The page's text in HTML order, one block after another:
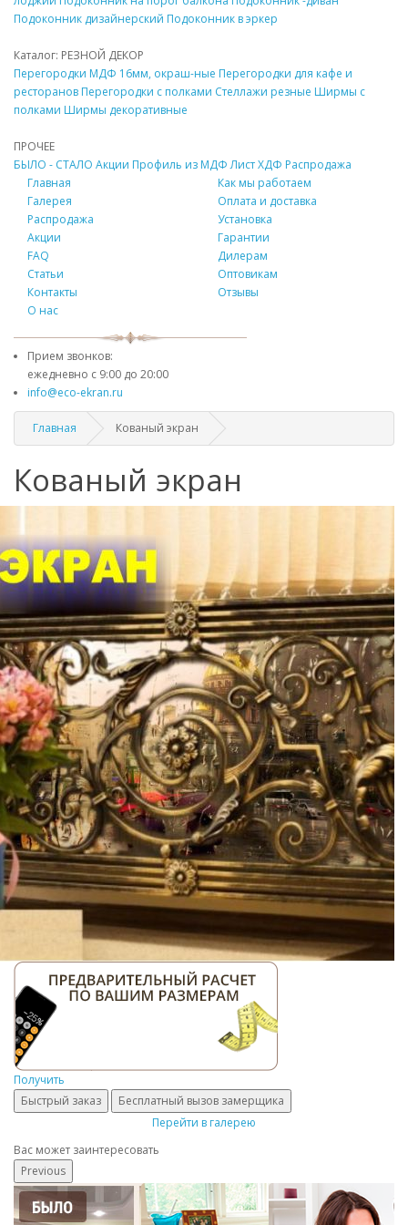
Подоконник дизайнерский Подоконник в эркер
Каталог: РЕЗНОЙ ДЕКОР
Перегородки МДФ 16мм, окраш-ные Перегородки для кафе и
ресторанов Перегородки с полками Стеллажи резные Ширмы с
полками Ширмы декоративные
ПРОЧЕЕ
БЫЛО - СТАЛО Акции Профиль из МДФ Лист ХДФ Распродажа
Главная
Галерея
Распродажа
Акции
FAQ
Статьи
Контакты
О нас
Как мы работаем
Оплата и доставка
Установка
Гарантии
Дилерам
Оптовикам
Отзывы
Прием звонков:
ежедневно с 9:00 до 20:00
info@eco-ekran.ru
Главная Кованый экран
Кованый экран
Получить
Быстрый заказ
Бесплатный вызов замерщика
Перейти в галерею
Вас может заинтересовать
Previous